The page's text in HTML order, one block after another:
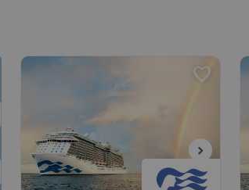
favorite
chevron_right